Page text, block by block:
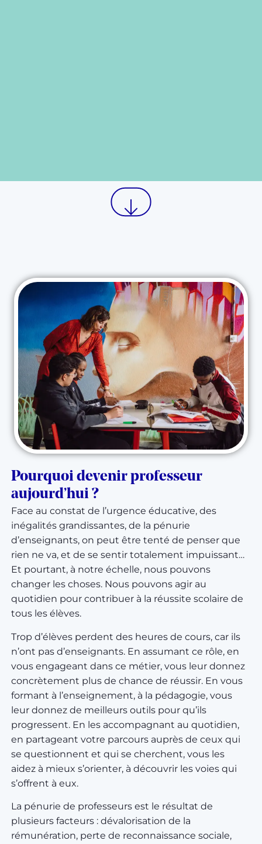
Pourquoi devenir professeur
aujourd’hui ?
Face au constat de l’urgence éducative, des
inégalités grandissantes, de la pénurie
d’enseignants, on peut être tenté de penser que
rien ne va, et de se sentir totalement impuissant…
Et pourtant, à notre échelle, nous pouvons
changer les choses. Nous pouvons agir au
quotidien pour contribuer à la réussite scolaire de
tous les élèves.
Trop d’élèves perdent des heures de cours, car ils
n’ont pas d’enseignants. En assumant ce rôle, en
vous engageant dans ce métier, vous leur donnez
concrètement plus de chance de réussir. En vous
formant à l’enseignement, à la pédagogie, vous
leur donnez de meilleurs outils pour qu’ils
progressent. En les accompagnant au quotidien,
en partageant votre parcours auprès de ceux qui
se questionnent et qui se cherchent, vous les
aidez à mieux s’orienter, à découvrir les voies qui
s’offrent à eux.
La pénurie de professeurs est le résultat de
plusieurs facteurs : dévalorisation de la
rémunération, perte de reconnaissance sociale,